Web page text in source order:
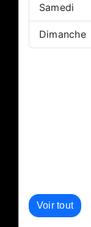
Samedi
Dimanche
Voir tout